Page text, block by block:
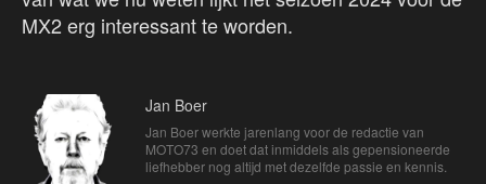
MX2 erg interessant te worden.
Jan Boer
Jan Boer werkte jarenlang voor de redactie van
MOTO73 en doet dat inmiddels als gepensioneerde
liefhebber nog altijd met dezelfde passie en kennis.